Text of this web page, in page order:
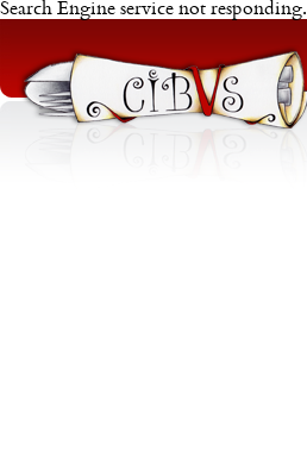
Search Engine service not responding.